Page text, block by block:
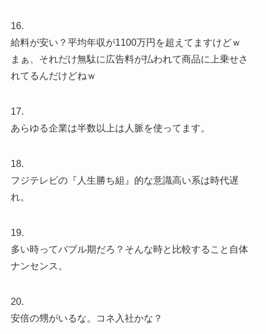
16.
給料が安い？平均年収が1100万円を超えてますけどｗ
まぁ、それだけ無駄に広告料が払われて商品に上乗せさ
れてるんだけどねｗ
17.
あらゆる企業は半数以上は人脈を使ってます。
18.
フジテレビの『人生勝ち組』的な意識高い系は時代遅
れ。
19.
多い時ってバブル期だろ？そんな時と比較すること自体
ナンセンス。
20.
安倍の甥がいるな。コネ入社かな？